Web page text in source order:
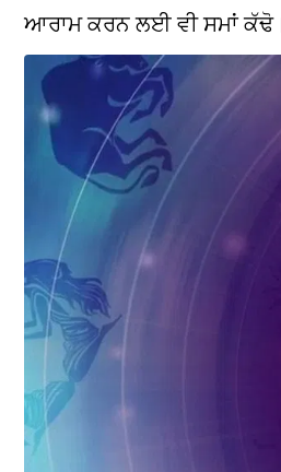
ਆਰਾਮ ਕਰਨ ਲਈ ਵੀ ਸਮਾਂ